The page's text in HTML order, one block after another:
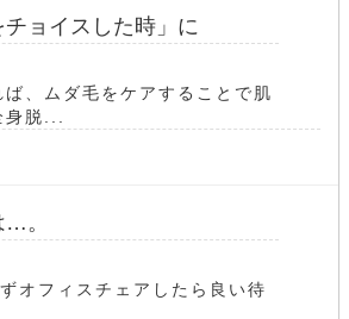
ョイスした時」に
、ムダ毛をケアすることで肌
脱...
。
フィスチェアしたら良い待